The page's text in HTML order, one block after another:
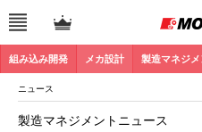
組み込み開発 メカ設計 製造マネジメ
ニュース
製造マネジメントニュース